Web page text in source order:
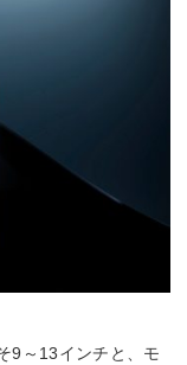
9～13インチと、モ